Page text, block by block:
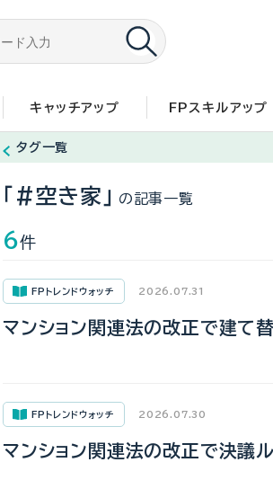
キャッチアップ FPスキルアップ
タグ一覧
「#空き家」 の記事一覧
6件
FPトレンドウォッチ 2026.07.31
マンション関連法の改正で建て
FPトレンドウォッチ 2026.07.30
マンション関連法の改正で決議